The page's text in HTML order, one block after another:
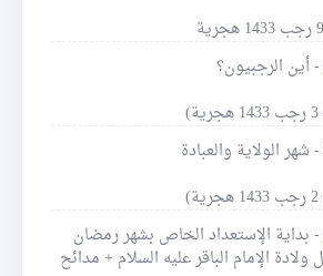
أين الرجبيون؟
شهر الولاية والعبادة
بداية الإستعداد الخاص بشهر رمضان
الإمام الباقر عليه السلام + مدائح